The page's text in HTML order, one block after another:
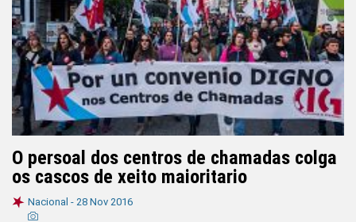
O persoal dos centros de chamadas colga
os cascos de xeito maioritario
Nacional - 28 Nov 2016